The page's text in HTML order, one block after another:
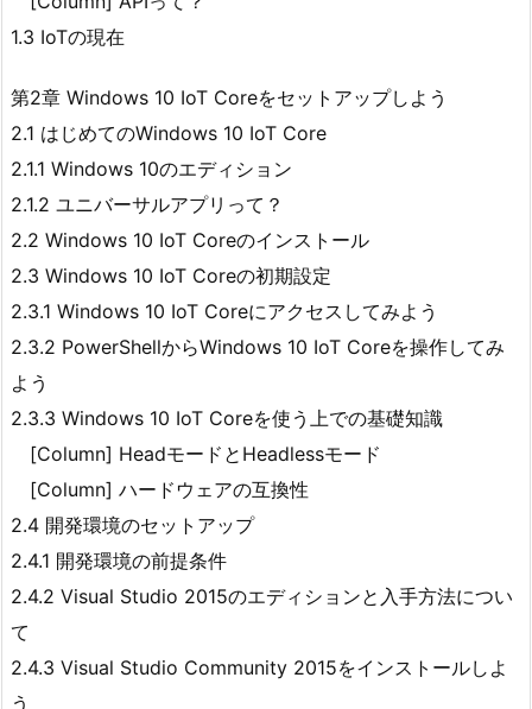
1.3 IoTの現在
第2章 Windows 10 IoT Coreをセットアップしよう
2.1 はじめてのWindows 10 IoT Core
2.1.1 Windows 10のエディション
2.1.2 ユニバーサルアプリって？
2.2 Windows 10 IoT Coreのインストール
2.3 Windows 10 IoT Coreの初期設定
2.3.1 Windows 10 IoT Coreにアクセスしてみよう
2.3.2 PowerShellからWindows 10 IoT Coreを操作してみ
よう
2.3.3 Windows 10 IoT Coreを使う上での基礎知識
[Column] HeadモードとHeadlessモード
[Column] ハードウェアの互換性
2.4 開発環境のセットアップ
2.4.1 開発環境の前提条件
2.4.2 Visual Studio 2015のエディションと入手方法につい
て
2.4.3 Visual Studio Community 2015をインストールしよ
う